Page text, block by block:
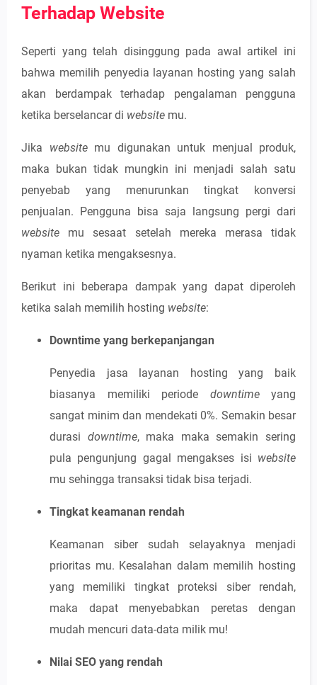
Terhadap Website
Seperti yang telah disinggung pada awal artikel ini
bahwa memilih penyedia layanan hosting yang salah
akan berdampak terhadap pengalaman pengguna
ketika berselancar di website mu.
Jika website mu digunakan untuk menjual produk,
maka bukan tidak mungkin ini menjadi salah satu
penyebab yang menurunkan tingkat konversi
penjualan. Pengguna bisa saja langsung pergi dari
website mu sesaat setelah mereka merasa tidak
nyaman ketika mengaksesnya.
Berikut ini beberapa dampak yang dapat diperoleh
ketika salah memilih hosting website:
Downtime yang berkepanjangan
Penyedia jasa layanan hosting yang baik
biasanya memiliki periode downtime yang
sangat minim dan mendekati 0%. Semakin besar
durasi downtime, maka maka semakin sering
pula pengunjung gagal mengakses isi website
mu sehingga transaksi tidak bisa terjadi.
Tingkat keamanan rendah
Keamanan siber sudah selayaknya menjadi
prioritas mu. Kesalahan dalam memilih hosting
yang memiliki tingkat proteksi siber rendah,
maka dapat menyebabkan peretas dengan
mudah mencuri data-data milik mu!
Nilai SEO yang rendah